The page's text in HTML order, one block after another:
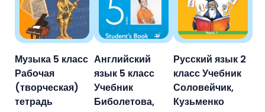
Музыка 5 класс
Рабочая
(творческая)
тетрадь
Английский
язык 5 класс
Учебник
Биболетова,
Русский язык 2
класс Учебник
Соловейчик,
Кузьменко